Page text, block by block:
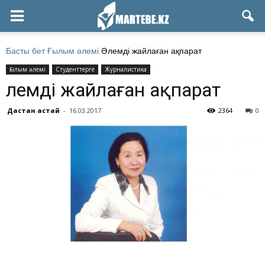
Басты бет Ғылым әлемі Әлемді жайлаған ақпарат
Ғылым әлемі Студенттерге Журналистика
Әлемді жайлаған ақпарат
Дастан Қастай - 16.03.2017 0
2364